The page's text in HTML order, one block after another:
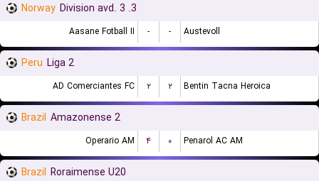
Norway 3. Division avd. 3
Aasane Fotball II - - Austevoll
Peru Liga 2
AD Comerciantes FC ۲ ۲ Bentin Tacna Heroica
Brazil Amazonense 2
Operario AM ۴ ۰ Penarol AC AM
Brazil Roraimense U20